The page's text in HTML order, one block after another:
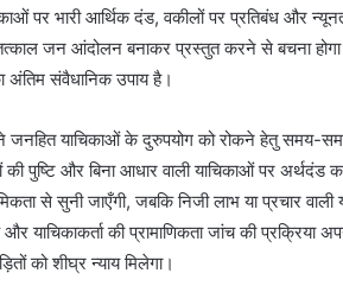
पर भारी आर्थिक दंड, वकीलों पर प्रतिबंध और
जन आंदोलन बनाकर प्रस्तुत करने से बचना
अंतिम संवैधानिक उपाय है।
ने जनहित याचिकाओं के दुरुपयोग को रोकने हेतु समय-
की पुष्टि और बिना आधार वाली याचिकाओं पर अर्थदंड
से सुनी जाएँगी, जबकि निजी लाभ या प्रचार
याचिकाकर्ता की प्रामाणिकता जांच की प्रक्रिया
को शीघ्र न्याय मिलेगा।